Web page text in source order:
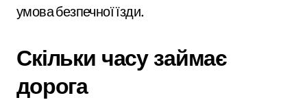
умова безпечної їзди.
Скільки часу займає
дорога